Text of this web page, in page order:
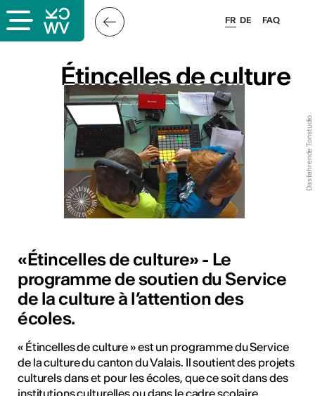
- Radio Chablais
FAQ
FR DE
Étincelles de culture
Das fahrende Tonstudio
Étincelles de culture
«Étincelles de culture» - Le
programme de soutien du Service
de la culture à l’attention des
écoles.
« Étincelles de culture » est un programme du Service
de la culture du canton du Valais. Il soutient des projets
culturels dans et pour les écoles, que ce soit dans des
institutions culturelles ou dans le cadre scolaire.